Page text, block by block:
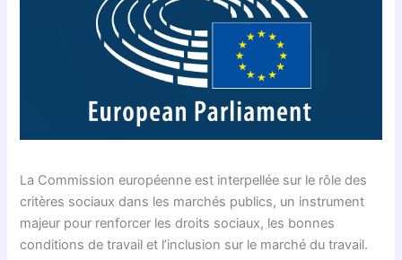
La Commission européenne est interpellée sur le rôle des
critères sociaux dans les marchés publics, un instrument
majeur pour renforcer les droits sociaux, les bonnes
conditions de travail et l’inclusion sur le marché du travail.